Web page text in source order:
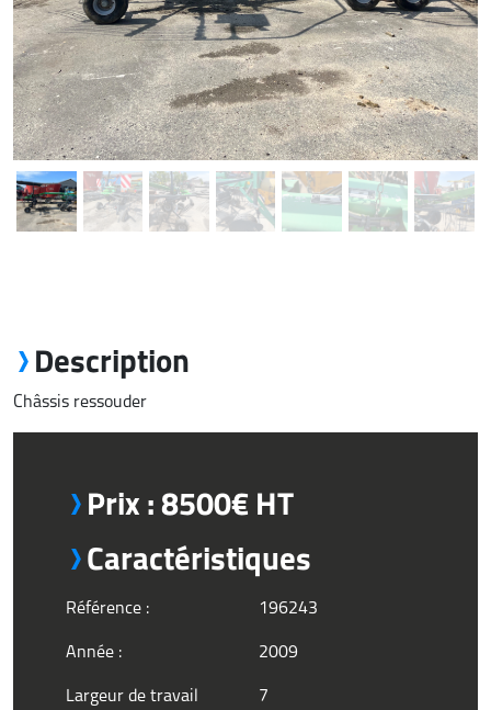
Description
Châssis ressouder
Prix : 8500€ HT
Caractéristiques
Référence :
196243
Année :
2009
Largeur de travail
7